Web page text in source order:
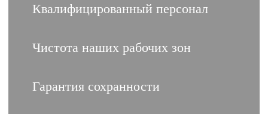
Квалифицированный персонал
Чистота наших рабочих зон
Гарантия сохранности